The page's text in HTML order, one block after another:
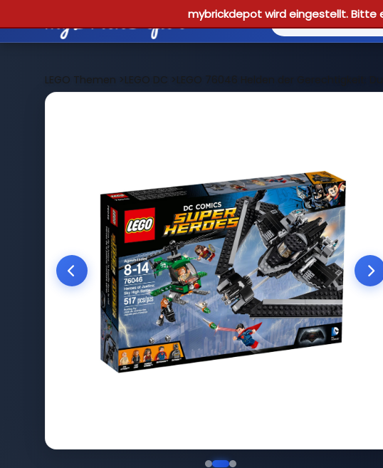
mybrickdepot wird eingestellt. Bitte
LEGO Themen >LEGO DC >LEGO 76046 Helden der Gerechtigkeit: